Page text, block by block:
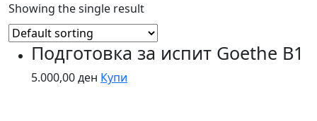
Showing the single result
Подготовка за испит Goethe B1
5.000,00ден Купи